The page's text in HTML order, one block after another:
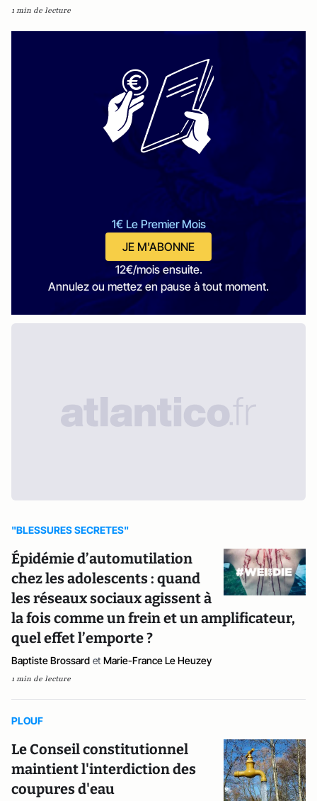
1 min de lecture
1€ Le Premier Mois
JE M'ABONNE
12€/mois ensuite.
Annulez ou mettez en pause à tout moment.
"BLESSURES SECRETES"
Épidémie d’automutilation
chez les adolescents : quand
les réseaux sociaux agissent à
la fois comme un frein et un amplificateur,
quel effet l’emporte ?
Baptiste Brossard et Marie-France Le Heuzey
1 min de lecture
PLOUF
Le Conseil constitutionnel
maintient l'interdiction des
coupures d'eau